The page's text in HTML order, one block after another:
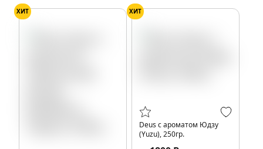
ХИТ ХИТ
Deus с ароматом Юдзу
(Yuzu), 250гр.